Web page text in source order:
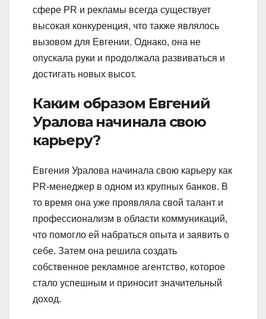
сфере PR и рекламы всегда существует
высокая конкуренция, что также являлось
вызовом для Евгении. Однако, она не
опускала руки и продолжала развиваться и
достигать новых высот.
Каким образом Евгений
Уралова начинала свою
карьеру?
Евгения Уралова начинала свою карьеру как
PR-менеджер в одном из крупных банков. В
то время она уже проявляла свой талант и
профессионализм в области коммуникаций,
что помогло ей набраться опыта и заявить о
себе. Затем она решила создать
собственное рекламное агентство, которое
стало успешным и приносит значительный
доход.